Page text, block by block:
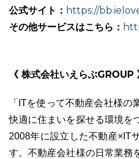
公式サイト： https://
その他サービスはこちら：
《 株式会社いえらぶGROUP
「ITを使って不動産会社様
快適に住まいを探せる環境を
2008年に設立した不動産×IT
す。不動産会社様の日常業務